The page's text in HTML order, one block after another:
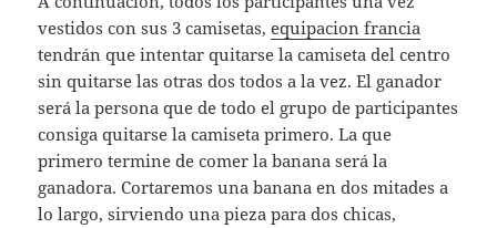
vestidos con sus 3 camisetas,equipacion francia
tendrán que intentar quitarse la camiseta del centro
sin quitarse las otras dos todos a la vez. El ganador
será la persona que de todo el grupo de participantes
consiga quitarse la camiseta primero. La que
primero termine de comer la banana será la
ganadora. Cortaremos una banana en dos mitades a
lo largo, sirviendo una pieza para dos chicas,